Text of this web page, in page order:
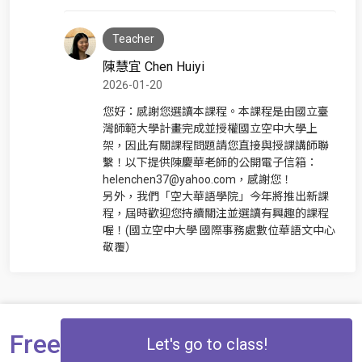
Free Let's go to class!
Teacher
陳慧宜 Chen Huiyi
2026-01-20
您好：感謝您選讀本課程。本課程是由國立臺
灣師範大學計畫完成並授權國立空中大學上
架，因此有關課程問題請您直接與授課講師聯
繫！以下提供陳慶華老師的公開電子信箱：
helenchen37@yahoo.com，感謝您！
另外，我們「空大華語學院」今年將推出新課
程，屆時歡迎您持續關注並選讀有興趣的課程
喔！(國立空中大學 國際事務處數位華語文中心
敬覆）